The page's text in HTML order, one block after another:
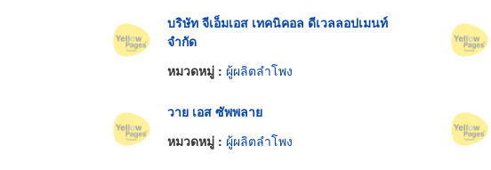
บริษัท จีเอ็มเอส เทคนิคอล ดีเวลลอปเมนท์
จำกัด
หมวดหมู่ : ผู้ผลิตลำโพง
วาย เอส ซัพพลาย
หมวดหมู่ : ผู้ผลิตลำโพง